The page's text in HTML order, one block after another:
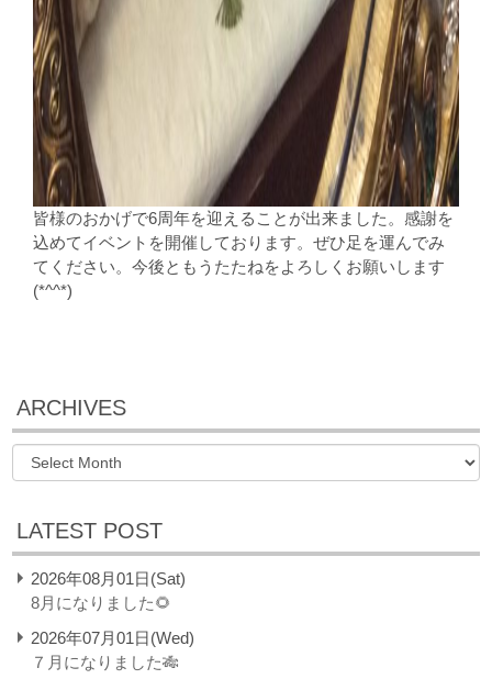
皆様のおかげで6周年を迎えることが出来ました。感謝を
込めてイベントを開催しております。ぜひ足を運んでみ
てください。今後ともうたたねをよろしくお願いします
(*^^*)
ARCHIVES
LATEST POST
2026年08月01日(Sat)
8月になりました🌻
2026年07月01日(Wed)
７月になりました🎋